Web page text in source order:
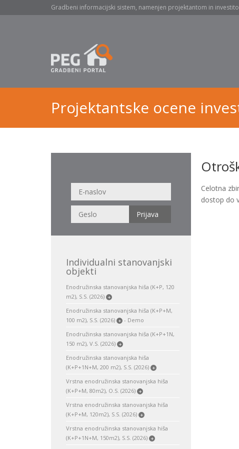
Gradbeni informacijski sistem, namenjen projektantom in
Projektantske ocene
Individualni stanovanjski
objekti
Enodružinska stanovanjska hiša (K+P, 120
m2), S.S. (2026) +
Enodružinska stanovanjska hiša (K+P+M,
100 m2), S.S. (2026) + - Demo
Enodružinska stanovanjska hiša (K+P+1N,
150 m2), V.S. (2026) +
Enodružinska stanovanjska hiša
(K+P+1N+M, 200 m2), S.S. (2026) +
Vrstna enodružinska stanovanjska hiša
(K+P+M, 80m2), O.S. (2026) +
Vrstna enodružinska stanovanjska hiša
(K+P+M, 120m2), S.S. (2026) +
Vrstna enodružinska stanovanjska hiša
(K+P+1N+M, 150m2), S.S. (2026) +
Celotna
dostop do